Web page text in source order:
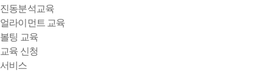
진동분석교육
얼라이먼트 교육
볼팅 교육
교육 신청
서비스